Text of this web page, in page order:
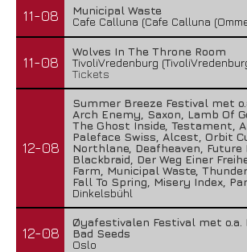
11-08
Municipal Waste
Cafe Calluna (Cafe Calluna
11-08
Wolves In The Throne Room
TivoliVredenburg
Tickets
12-08
Summer Breeze Festival met
Arch Enemy, Saxon, Lamb Of
The Ghost Inside, Testament,
Paleface Swiss, Alcest, Orbit
Northlane, Deafheaven, Future
Blackbraid, Der Weg Einer
Farm, Municipal Waste,
Fall To Spring, Misery Index,
Dinkelsbühl
12-08
Øyafestivalen Festival met o.a.
Bad Seeds
Oslo